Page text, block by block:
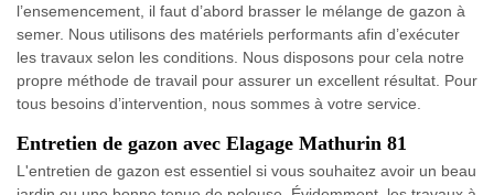
l’ensemencement, il faut d’abord brasser le mélange de gazon à
semer. Nous utilisons des matériels performants afin d’exécuter
les travaux selon les conditions. Nous disposons pour cela notre
propre méthode de travail pour assurer un excellent résultat. Pour
tous besoins d’intervention, nous sommes à votre service.
Entretien de gazon avec Elagage Mathurin 81
L'entretien de gazon est essentiel si vous souhaitez avoir un beau